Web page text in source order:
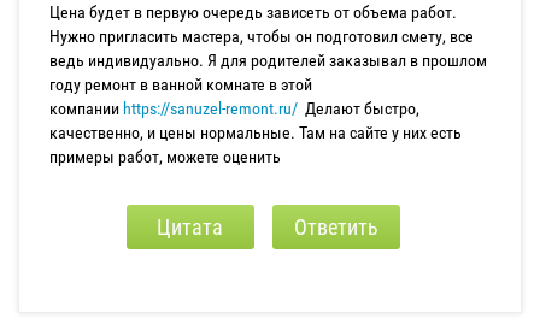
Цена будет в первую очередь зависеть от объема работ.
Нужно пригласить мастера, чтобы он подготовил смету, все
ведь индивидуально. Я для родителей заказывал в прошлом
году ремонт в ванной комнате в этой
компании https://sanuzel-remont.ru/ Делают быстро,
качественно, и цены нормальные. Там на сайте у них есть
примеры работ, можете оценить
Цитата Ответить